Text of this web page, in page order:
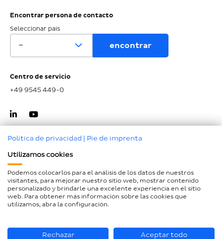
Encontrar persona de contacto
Seleccionar país
Centro de servicio
+49 9545 449-0
Ir al inicio de la página
Aviso legal
Protección de datos
Mapa del sitio
Política de privacidad | Pie de imprenta
Utilizamos cookies
Podemos colocarlos para el análisis de los datos de nuestros
visitantes, para mejorar nuestro sitio web, mostrar contenido
personalizado y brindarle una excelente experiencia en el sitio
web. Para obtener más información sobre las cookies que
utilizamos, abra la configuración.
Rechazar Aceptar todo